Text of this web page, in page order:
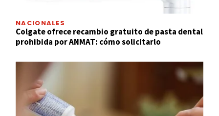
NACIONALES
Colgate ofrece recambio gratuito de pasta dental
prohibida por ANMAT: cómo solicitarlo